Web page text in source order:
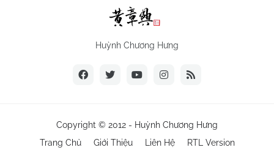
Huỳnh Chương Hưng
Copyright © 2012 - Huỳnh Chương Hưng
Trang Chủ
Giới Thiệu Liên Hệ RTL Version